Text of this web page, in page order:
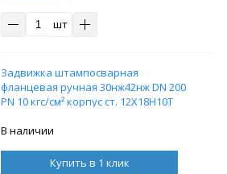
шт
Задвижка штампосварная
фланцевая ручная 30нж42нж DN 200
PN 10 кгс/см² корпус ст. 12Х18Н10Т
В наличии
Купить в 1 клик